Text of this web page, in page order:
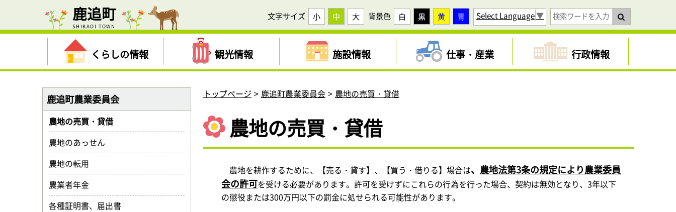
鹿追町
SHIKAOI TOWN
文字サイズ 小 中 大 背景色 白 黒 黄 青 Select Language▼
くらしの情報 観光情報 施設情報 仕事・産業 行政情報
トップページ 鹿追町農業委員会 農地の売買・貸借
農地の売買・貸借
農地を耕作するために、【売る・貸す】、【買う・借りる】場合は、 農地法第3条の規定により農業委員
会の許可を受ける必要があります。許可を受けずにこれらの行為を行った場合、契約は無効となり、3年以下
の懲役または300万円以下の罰金に処せられる可能性があります。
鹿追町農業委員会
農地の売買・貸借
農地のあっせん
農地の転用
農業者年金
各種証明書、届出書